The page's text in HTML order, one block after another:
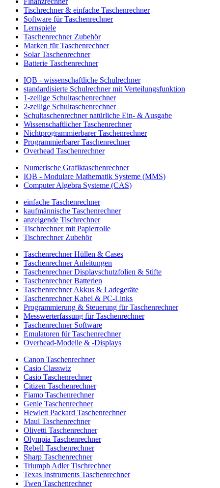
Tischrechner & einfache Taschenrechner
Software für Taschenrechner
Lernspiele
Taschenrechner Zubehör
Marken für Taschenrechner
Solar Taschenrechner
Batterie Taschenrechner
IQB - wissenschaftliche Schulrechner
standardisierte Schulrechner mit Verteilungsfunktion
1-zeilige Schultaschenrechner
2-zeilige Schultaschenrechner
Schultaschenrechner natürliche Ein- & Ausgabe
Wissenschaftlicher Taschenrechner
Nichtprogrammierbarer Taschenrechner
Programmierbarer Taschenrechner
Overhead Taschenrechner
Numerische Grafiktaschenrechner
IQB - Modulare Mathematik Systeme (MMS)
Computer Algebra Systeme (CAS)
einfache Taschenrechner
kaufmännische Taschenrechner
anzeigende Tischrechner
Tischrechner mit Papierrolle
Tischrechner Zubehör
Taschenrechner Hüllen & Cases
Taschenrechner Anleitungen
Taschenrechner Displayschutzfolien & Stifte
Taschenrechner Batterien
Taschenrechner Akkus & Ladegeräte
Taschenrechner Kabel & PC-Links
Programmierung & Steuerung für Taschenrechner
Messwerterfassung für Taschenrechner
Taschenrechner Software
Emulatoren für Taschenrechner
Overhead-Modelle & -Displays
Canon Taschenrechner
Casio Classwiz
Casio Taschenrechner
Citizen Taschenrechner
Fiamo Taschenrechner
Genie Taschenrechner
Hewlett Packard Taschenrechner
Maul Taschenrechner
Olivetti Taschenrechner
Olympia Taschenrechner
Rebell Taschenrechner
Sharp Taschenrechner
Triumph Adler Tischrechner
Texas Instruments Taschenrechner
Twen Taschenrechner